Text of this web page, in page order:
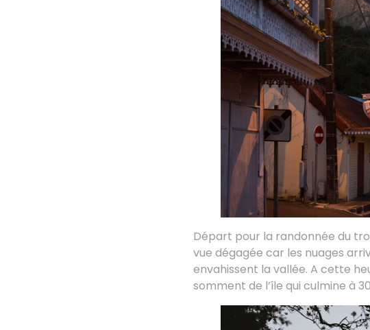
Départ pour la randonnée du
vue dégagée car les nuages
envahissent la vallée. A cette
somment de l’île qui culmine à